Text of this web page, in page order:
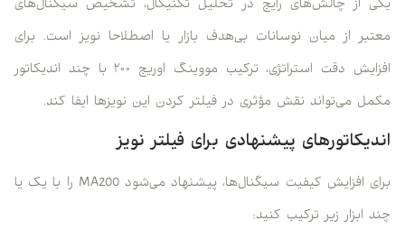
یکی از چالش‌های رایج در تحلیل تکنیکال، تشخیص سیگنال‌های
معتبر از میان نوسانات بی‌هدف بازار یا اصطلاحا نویز است. برای
افزایش دقت استراتژی، ترکیب مووینگ اوریج ۲۰۰ با چند اندیکاتور
مکمل می‌تواند نقش مؤثری در فیلتر کردن این نویزها ایفا کند.
اندیکاتورهای پیشنهادی برای فیلتر نویز
برای افزایش کیفیت سیگنال‌ها، پیشنهاد می‌شود MA200 را با یک یا
چند ابزار زیر ترکیب کنید: